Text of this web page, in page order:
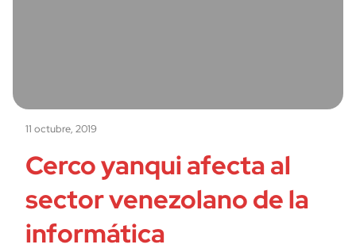
11 octubre, 2019
Cerco yanqui afecta al
sector venezolano de la
informática